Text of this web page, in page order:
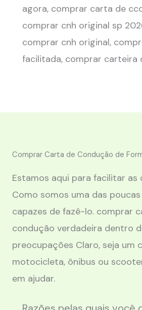
agora, comprar carta de
comprar cnh original sp
comprar cnh original,
facilitada, comprar carteira
Comprar Carta de Condução de
Estamos aqui para facilitar as
Como somos uma das
capazes de fazê-lo. comprar
condução verdadeira dentro
preocupações Claro, seja um
motocicleta, ônibus ou
em ajudar.